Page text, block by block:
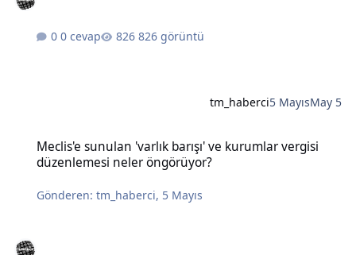
0 cevap 826 görüntü
tm_haberci5 MayısMay 5
Meclis'e sunulan 'varlık barışı' ve kurumlar vergisi
düzenlemesi neler öngörüyor?
Gönderen:tm_haberci, 5 Mayıs